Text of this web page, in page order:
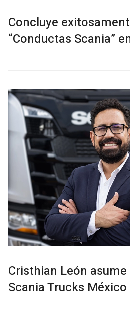
Concluye
“Conductas Scania”
Cristhian León
Scania Trucks México